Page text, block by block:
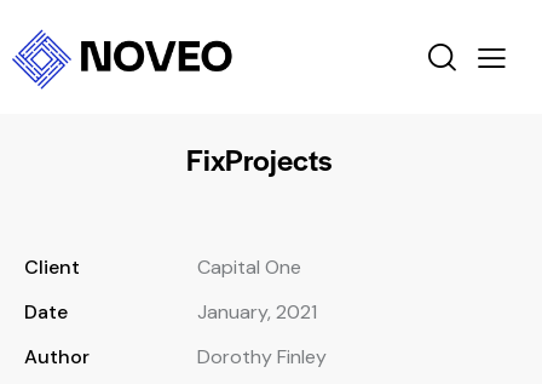
FixProjects
Client
Capital One
Date
January, 2021
Author
Dorothy Finley